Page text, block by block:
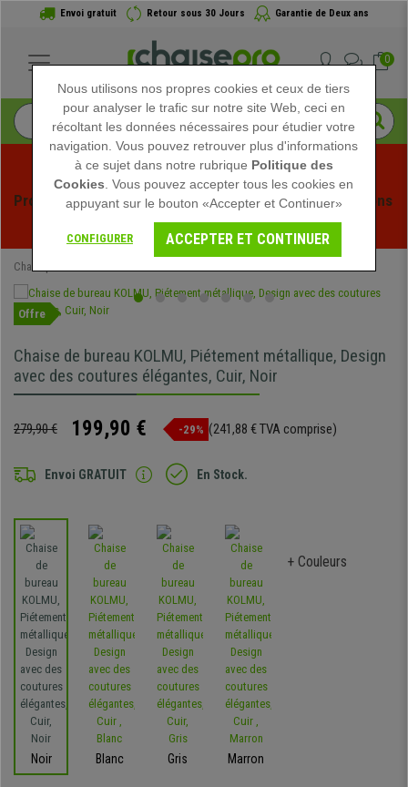
Envoi gratuit Retour sous 30 Jours Garantie de Deux ans
0
Profitez des soldes d'été chez Chaisepro ! Des réductions
exclusives pour une durée limitée - Voir l'offre
Chaisepro
Offre
Chaise de bureau KOLMU, Piétement métallique, Design
avec des coutures élégantes, Cuir, Noir
279,90 € 199,90 € -29% (241,88 € TVA comprise)
Envoi GRATUIT En Stock.
Noir Blanc Gris Marron
+ Couleurs
Nous utilisons nos propres cookies et ceux de tiers
pour analyser le trafic sur notre site Web, ceci en
récoltant les données nécessaires pour étudier votre
navigation. Vous pouvez retrouver plus d'informations
à ce sujet dans notre rubrique Politique des
Cookies . Vous pouvez accepter tous les cookies en
appuyant sur le bouton «Accepter et Continuer»
CONFIGURER ACCEPTER ET CONTINUER